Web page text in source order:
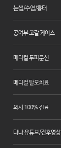
눈썹/수염/흉터
공여부 고갈 케이스
메디컬 두피문신
메디컬 탈모치료
의사 100% 진료
다나 유튜브/전후영상